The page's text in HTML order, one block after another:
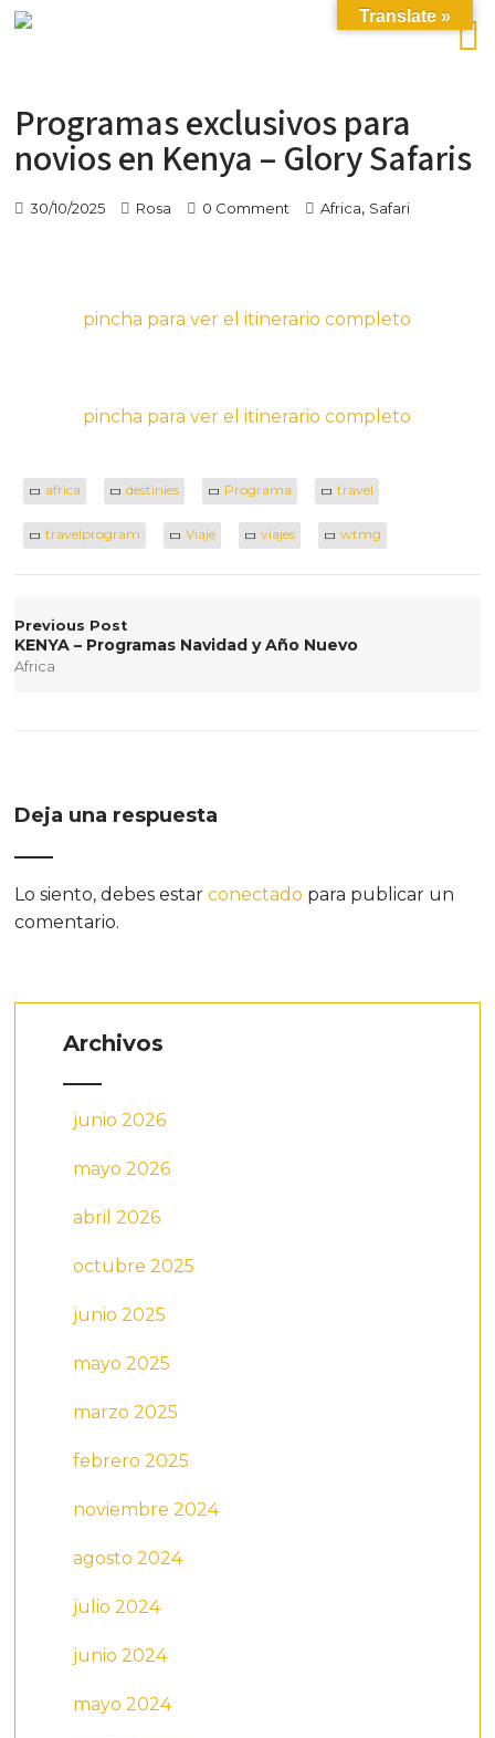
Programas exclusivos para
novios en Kenya – Glory Safaris
30/10/2025 Rosa 0 Comment Africa, Safari
pincha para ver el itinerario completo
pincha para ver el itinerario completo
africa destinies Programa travel
travelprogram Viaje viajes wtmg
Previous Post
KENYA – Programas Navidad y Año Nuevo
Africa
Deja una respuesta
Lo siento, debes estarconectado para publicar un
comentario.
Archivos
junio 2026
mayo 2026
abril 2026
octubre 2025
junio 2025
mayo 2025
marzo 2025
febrero 2025
noviembre 2024
agosto 2024
julio 2024
junio 2024
mayo 2024
Translate »